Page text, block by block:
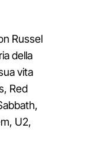
Russel
della
vita
Red
U2,